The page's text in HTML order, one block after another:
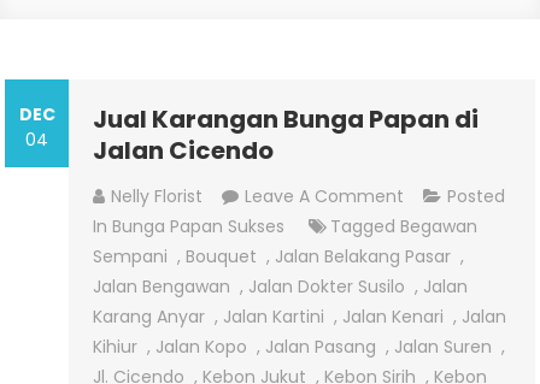
DEC
04
Jual Karangan Bunga Papan di
Jalan Cicendo
Nelly Florist Leave A Comment On
Jual
Karangan
Bunga
Papan
Di
Jalan
Posted
In Bunga Papan Sukses Tagged Begawan
Sempani , Bouquet , Jalan Belakang Pasar ,
Jalan Bengawan , Jalan Dokter Susilo , Jalan
Karang Anyar , Jalan Kartini , Jalan Kenari , Jalan
Kihiur , Jalan Kopo , Jalan Pasang , Jalan Suren ,
Jl. Cicendo , Kebon Jukut , Kebon Sirih , Kebon